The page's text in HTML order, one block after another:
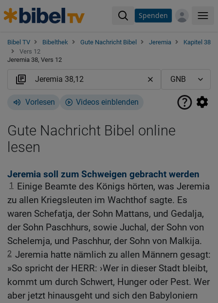
Spenden
Bibel TV Bibelthek Gute Nachricht Bibel Jeremia
Kapitel 38
Vers 12
Jeremia 38, Vers 12
Vorlesen Videos einblenden
Gute Nachricht Bibel online
lesen
Jeremia soll zum Schweigen gebracht werden
1
Einige Beamte des Königs hörten, was Jeremia
zu allen Kriegsleuten im Wachthof sagte. Es
waren Schefatja, der Sohn Mattans, und Gedalja,
der Sohn Paschhurs, sowie Juchal, der Sohn von
Schelemja, und Paschhur, der Sohn von Malkija.
2 Jeremia hatte nämlich zu allen Männern gesagt:
»So spricht der HERR: ›Wer in dieser Stadt bleibt,
kommt um durch Schwert, Hunger oder Pest. Wer
aber jetzt hinausgeht und sich den Babyloniern